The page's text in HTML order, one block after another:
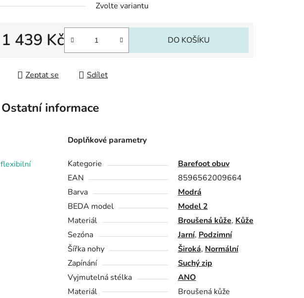
Zvolte variantu
1 439 Kč DO KOŠÍKU
Zeptat se Sdílet
Ostatní informace
flexibilní
Doplňkové parametry
Kategorie
Barefoot obuv
EAN
8596562009664
Barva
Modrá
BEDA model
Model 2
Materiál
Broušená kůže, Kůže
Sezóna
Jarní, Podzimní
Šířka nohy
Široká, Normální
Zapínání
Suchý zip
Vyjmutelná stélka
ANO
Materiál
Broušená kůže